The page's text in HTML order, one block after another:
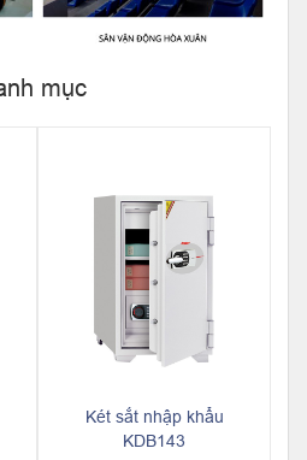
mục
Két sắt nhập khẩu
KDB143